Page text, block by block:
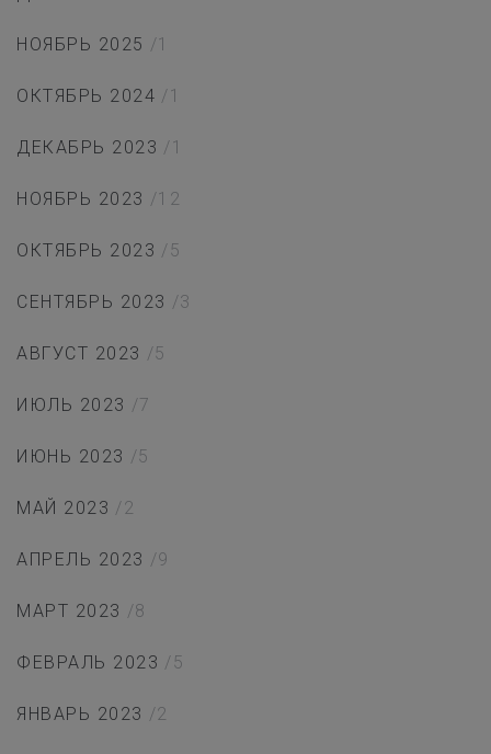
НОЯБРЬ 2025 /1
ОКТЯБРЬ 2024 /1
ДЕКАБРЬ 2023 /1
НОЯБРЬ 2023 /12
ОКТЯБРЬ 2023 /5
СЕНТЯБРЬ 2023 /3
АВГУСТ 2023 /5
ИЮЛЬ 2023 /7
ИЮНЬ 2023 /5
МАЙ 2023 /2
АПРЕЛЬ 2023 /9
МАРТ 2023 /8
ФЕВРАЛЬ 2023 /5
ЯНВАРЬ 2023 /2